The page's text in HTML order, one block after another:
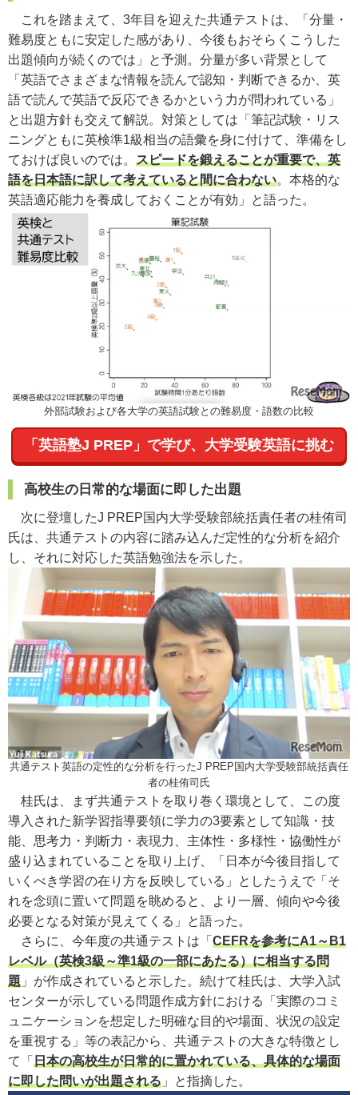
これを踏まえて、3年目を迎えた共通テストは、「分量・
難易度ともに安定した感があり、今後もおそらくこうした
出題傾向が続くのでは」と予測。分量が多い背景として
「英語でさまざまな情報を読んで認知・判断できるか、英
語で読んで英語で反応できるかという力が問われている」
と出題方針も交えて解説。対策としては「筆記試験・リス
ニングともに英検準1級相当の語彙を身に付けて、準備をし
ておけば良いのでは。 スピードを鍛えることが重要で、英
語を日本語に訳して考えていると間に合わない。本格的な
英語適応能力を養成しておくことが有効」と語った。
外部試験および各大学の英語試験との難易度・語数の比較
「英語塾J PREP」で学び、大学受験英語に挑む
高校生の日常的な場面に即した出題
次に登壇したJ PREP国内大学受験部統括責任者の桂侑司
氏は、共通テストの内容に踏み込んだ定性的な分析を紹介
し、それに対応した英語勉強法を示した。
共通テスト英語の定性的な分析を行ったJ PREP国内大学受験部統括責任
者の桂侑司氏
桂氏は、まず共通テストを取り巻く環境として、この度
導入された新学習指導要領に学力の3要素として知識・技
能、思考力・判断力・表現力、主体性・多様性・協働性が
盛り込まれていることを取り上げ、「日本が今後目指して
いくべき学習の在り方を反映している」としたうえで「そ
れを念頭に置いて問題を眺めると、より一層、傾向や今後
必要となる対策が見えてくる」と語った。
さらに、今年度の共通テストは「 CEFRを参考にA1～B1
レベル（英検3級～準1級の一部にあたる）に相当する問
題 」が作成されていると示した。続けて桂氏は、大学入試
センターが示している問題作成方針における「実際のコミ
ュニケーションを想定した明確な目的や場面、状況の設定
を重視する」等の表記から、共通テストの大きな特徴とし
て「 日本の高校生が日常的に置かれている、具体的な場面
に即した問いが出題される 」と指摘した。